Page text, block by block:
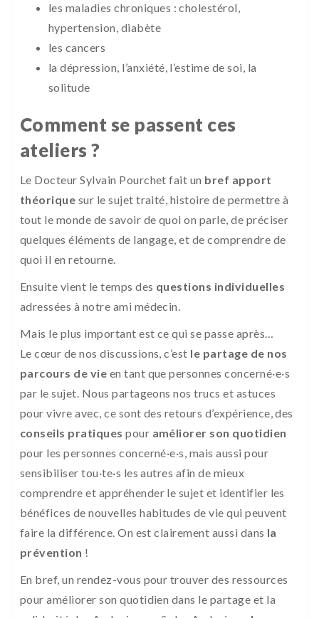
les maladies chroniques : cholestérol,
hypertension, diabète
les cancers
la dépression, l’anxiété, l’estime de soi, la
solitude
Comment se passent ces
ateliers ?
Le Docteur Sylvain Pourchet fait un bref apport
théorique sur le sujet traité, histoire de permettre à
tout le monde de savoir de quoi on parle, de préciser
quelques éléments de langage, et de comprendre de
quoi il en retourne.
Ensuite vient le temps des questions individuelles
adressées à notre ami médecin.
Mais le plus important est ce qui se passe après…
Le cœur de nos discussions, c’est le partage de nos
parcours de vie en tant que personnes concerné·e·s
par le sujet. Nous partageons nos trucs et astuces
pour vivre avec, ce sont des retours d’expérience, des
conseils pratiques pour améliorer son quotidien
pour les personnes concerné·e·s, mais aussi pour
sensibiliser tou·te·s les autres afin de mieux
comprendre et appréhender le sujet et identifier les
bénéfices de nouvelles habitudes de vie qui peuvent
faire la différence. On est clairement aussi dans la
prévention !
En bref, un rendez-vous pour trouver des ressources
pour améliorer son quotidien dans le partage et la